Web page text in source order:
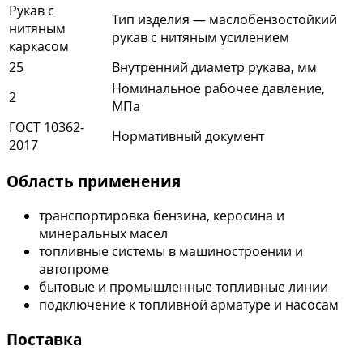
Рукав с
нитяным
каркасом
Тип изделия — маслобензостойкий
рукав с нитяным усилением
25
Внутренний диаметр рукава, мм
2
Номинальное рабочее давление,
МПа
ГОСТ 10362-
2017
Нормативный документ
Область применения
транспортировка бензина, керосина и
минеральных масел
топливные системы в машиностроении и
автопроме
бытовые и промышленные топливные линии
подключение к топливной арматуре и насосам
Поставка